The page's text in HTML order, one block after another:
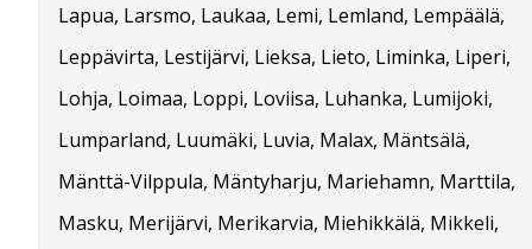
Lapua, Larsmo, Laukaa, Lemi, Lemland, Lempäälä,
Leppävirta, Lestijärvi, Lieksa, Lieto, Liminka, Liperi,
Lohja, Loimaa, Loppi, Loviisa, Luhanka, Lumijoki,
Lumparland, Luumäki, Luvia, Malax, Mäntsälä,
Mänttä-Vilppula, Mäntyharju, Mariehamn, Marttila,
Masku, Merijärvi, Merikarvia, Miehikkälä, Mikkeli,